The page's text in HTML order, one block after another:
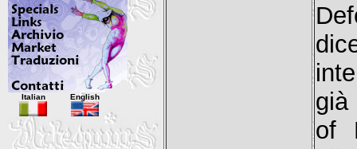
già
of
Italian English